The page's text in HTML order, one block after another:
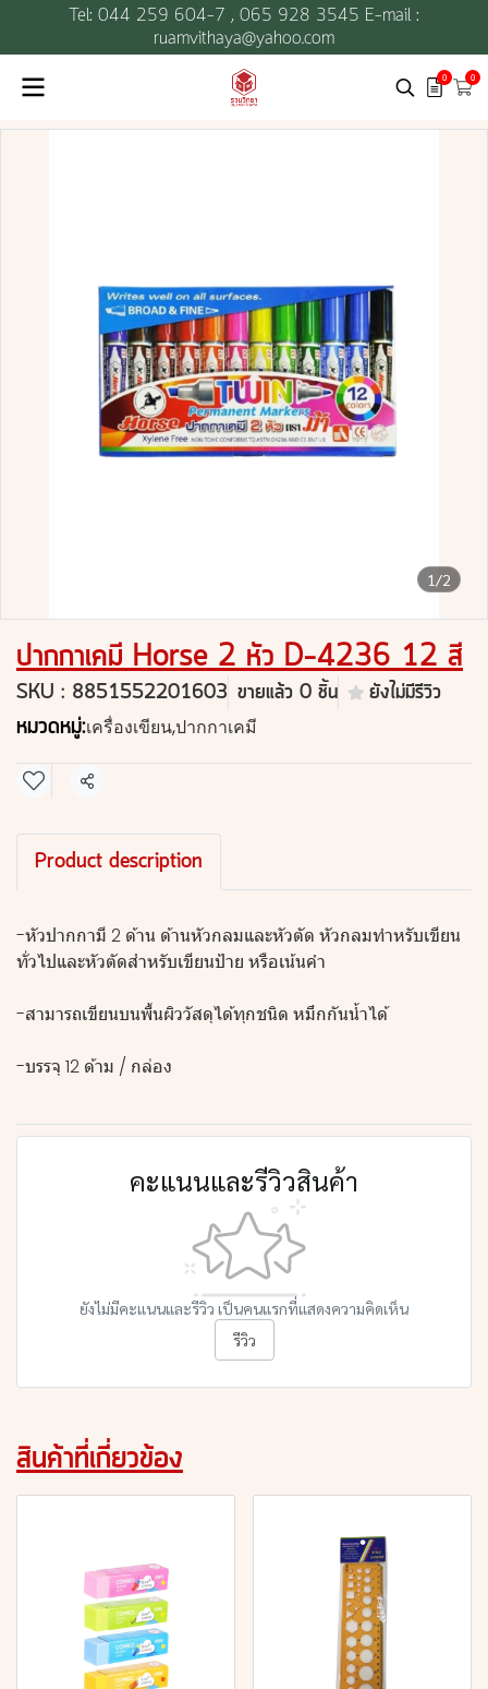
Tel: 044 259 604-7 , 065 928 3545 E-mail :
ruamvithaya@yahoo.com
0 0
1/2
ปากกาเคมี Horse 2 หัว D-4236 12 สี
SKU : 8851552201603 ขายแล้ว 0 ชิ้น ยังไม่มีรีวิว
หมวดหมู่:เครื่องเขียน,ปากกาเคมี
แชร์
Product description
-หัวปากกามี 2 ด้าน ด้านหัวกลมและหัวตัด หัวกลมทำหรับเขียน
ทั่วไปและหัวตัดสำหรับเขียนป้าย หรือเน้นคำ
-สามารถเขียนบนพื้นผิววัสดุได้ทุกชนิด หมึกกันน้ำได้
-บรรจุ 12 ด้าม / กล่อง
คะแนนและรีวิวสินค้า
ยังไม่มีคะแนนและรีวิว เป็นคนแรกที่แสดงความคิดเห็น
รีวิว
สินค้าที่เกี่ยวข้อง